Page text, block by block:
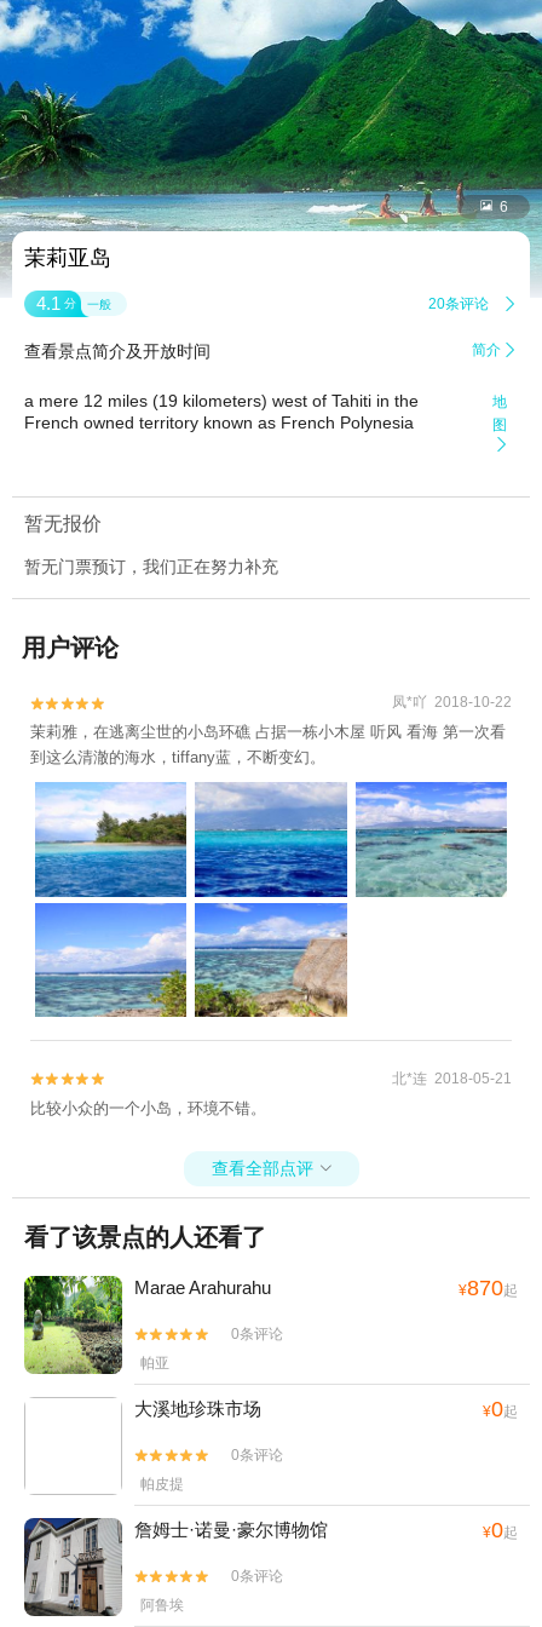
 6
茉莉亚岛
4.1 分 一般 20条评论 
查看景点简介及开放时间 简介 
a mere 12 miles (19 kilometers) west of Tahiti in the
French owned territory known as French Polynesia
地
图

暂无报价
暂无门票预订，我们正在努力补充
用户评论

 凤*吖 2018-10-22
茉莉雅，在逃离尘世的小岛环礁 占据一栋小木屋 听风 看海 第一次看
到这么清澈的海水，tiffany蓝，不断变幻。

 北*连 2018-05-21
比较小众的一个小岛，环境不错。
查看全部点评 
看了该景点的人还看了
Marae Arahurahu ¥870起


0条评论
帕亚
大溪地珍珠市场 ¥0起


0条评论
帕皮提
詹姆士·诺曼·豪尔博物馆 ¥0起


0条评论
阿鲁埃
